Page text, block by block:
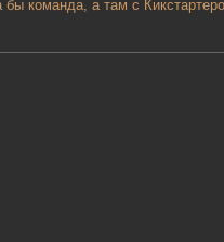
команда, а там с